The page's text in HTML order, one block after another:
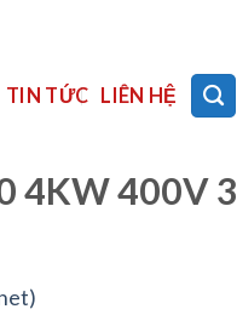
TIN TỨC LIÊN HỆ
4KW 400V